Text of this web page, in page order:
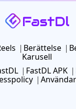
Berättelse
Karusell
FastDL APK